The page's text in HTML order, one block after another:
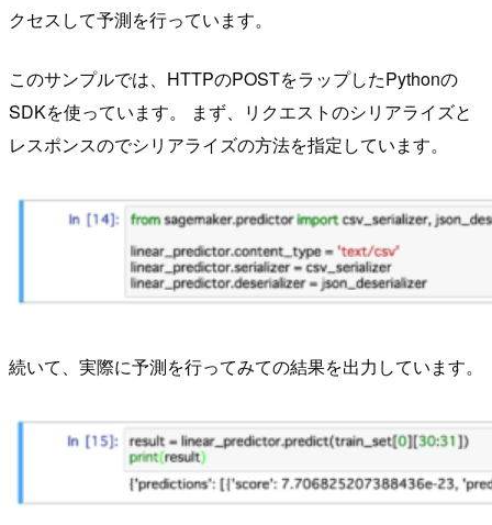
クセスして予測を行っています。
このサンプルでは、HTTPのPOSTをラップしたPythonの
SDKを使っています。 まず、リクエストのシリアライズと
レスポンスのでシリアライズの方法を指定しています。
続いて、実際に予測を行ってみての結果を出力しています。